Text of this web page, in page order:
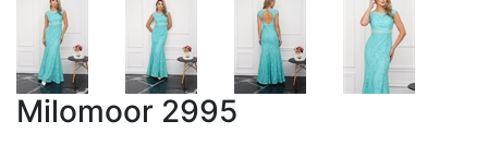
Milomoor 2995